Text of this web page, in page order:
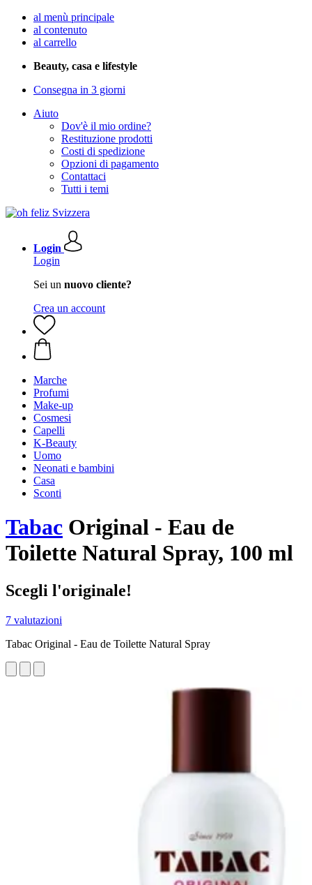
al menù principale
al contenuto
al carrello
Beauty, casa e lifestyle
Consegna in 3 giorni
Aiuto
Dov'è il mio ordine?
Restituzione prodotti
Costi di spedizione
Opzioni di pagamento
Contattaci
Tutti i temi
Login
Login
Sei un nuovo cliente?
Crea un account
Marche
Profumi
Make-up
Cosmesi
Capelli
K-Beauty
Uomo
Neonati e bambini
Casa
Sconti
Tabac Original - Eau de
Toilette Natural Spray, 100 ml
Scegli l'originale!
7 valutazioni
Tabac Original - Eau de Toilette Natural Spray